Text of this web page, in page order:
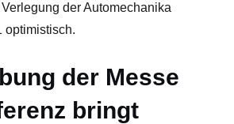
der Automechanika
optimistisch.
der Messe
bringt